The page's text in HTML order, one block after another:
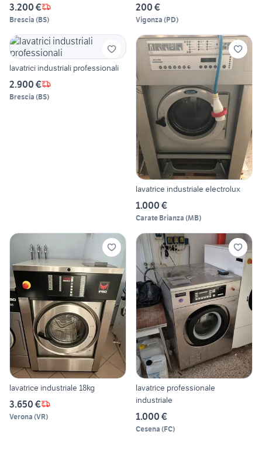
3.200 €
Brescia (BS)
200 €
Vigonza (PD)
lavatrici industriali professionali
2.900 €
Brescia (BS)
lavatrice industriale electrolux
1.000 €
Carate Brianza (MB)
lavatrice industriale 18kg
3.650 €
Verona (VR)
lavatrice professionale
industriale
1.000 €
Cesena (FC)